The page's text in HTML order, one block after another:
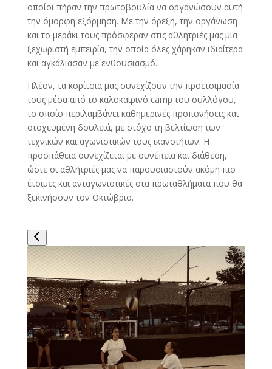
οποίοι πήραν την πρωτοβουλία να οργανώσουν αυτή
την όμορφη εξόρμηση. Με την όρεξη, την οργάνωση
και το μεράκι τους πρόσφεραν στις αθλήτριές μας μια
ξεχωριστή εμπειρία, την οποία όλες χάρηκαν ιδιαίτερα
και αγκάλιασαν με ενθουσιασμό.
Πλέον, τα κορίτσια μας συνεχίζουν την προετοιμασία
τους μέσα από το καλοκαιρινό camp του συλλόγου,
το οποίο περιλαμβάνει καθημερινές προπονήσεις και
στοχευμένη δουλειά, με στόχο τη βελτίωση των
τεχνικών και αγωνιστικών τους ικανοτήτων. Η
προσπάθεια συνεχίζεται με συνέπεια και διάθεση,
ώστε οι αθλήτριές μας να παρουσιαστούν ακόμη πιο
έτοιμες και ανταγωνιστικές στα πρωταθλήματα που θα
ξεκινήσουν τον Οκτώβριο.